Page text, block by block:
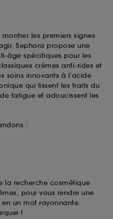
les premiers signes
Sephora propose une
âge spécifiques pour les
crèmes anti-rides et
soins innovants à l’acide
qui lissent les traits du
fatigue et adoucissent les
:
la recherche cosmétique
pour vous rendre une
un mot rayonnante.
!